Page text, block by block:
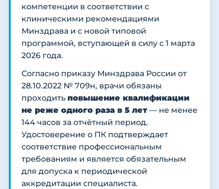
компетенции в соответствии с
клиническими рекомендациями
Минздрава и с новой типовой
программой, вступающей в силу с 1 марта
2026 года.
Согласно приказу Минздрава России от
28.10.2022 № 709н, врачи обязаны
проходить повышение квалификации
не реже одного раза в 5 лет— не менее
144 часов за отчётный период.
Удостоверение о ПК подтверждает
соответствие профессиональным
требованиям и является обязательным
для допуска к периодической
аккредитации специалиста.